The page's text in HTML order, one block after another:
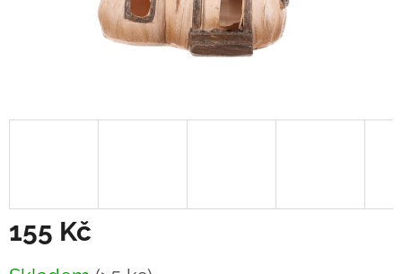
155 Kč